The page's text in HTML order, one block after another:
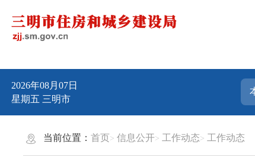
2026年08月07日
星期五 三明市
当前位置：首页 信息公开 工作动态 工作动态